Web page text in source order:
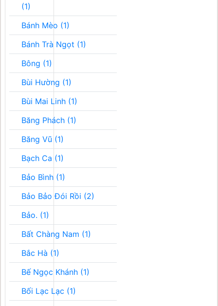
(1)
Bánh Mèo (1)
Bánh Trà Ngọt (1)
Bông (1)
Bùi Hường (1)
Bùi Mai Linh (1)
Băng Phách (1)
Băng Vũ (1)
Bạch Ca (1)
Bảo Bình (1)
Bảo Bảo Đói Rồi (2)
Bảo. (1)
Bất Chàng Nam (1)
Bắc Hà (1)
Bế Ngọc Khánh (1)
Bối Lạc Lạc (1)